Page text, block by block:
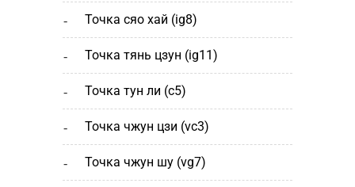
точка сяо хай (ig8)
точка тянь цзун (ig11)
точка тун ли (c5)
точка чжун цзи (vc3)
точка чжун шу (vg7)